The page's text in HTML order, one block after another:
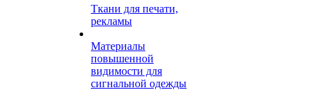
Ткани для печати,
рекламы
Материалы
повышенной
видимости для
сигнальной одежды